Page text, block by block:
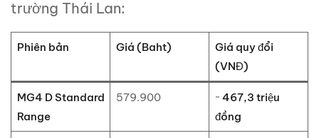
trường Thái Lan:
Phiên bản Giá (Baht)
Giá quy đổi
(VNĐ)
MG4 D Standard
Range
579.900 ~ 467,3 triệu
đồng